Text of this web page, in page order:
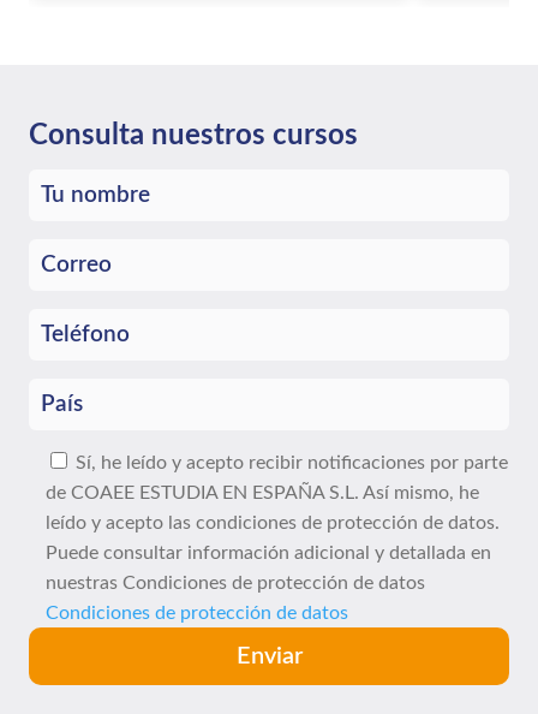
Consulta nuestros cursos
Sí, he leído y acepto recibir notificaciones por parte
de COAEE ESTUDIA EN ESPAÑA S.L. Así mismo, he
leído y acepto las condiciones de protección de datos.
Puede consultar información adicional y detallada en
nuestras Condiciones de protección de datos
Condiciones de protección de datos